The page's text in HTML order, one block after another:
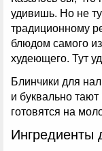
удивишь. Но не
традиционному
блюдом самого
худеющего. Тут
Блинчики для
и буквально тают
готовятся на
Ингредиенты